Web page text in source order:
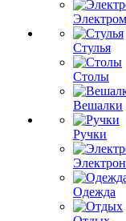
Стулья
Столы
Вешалки
Ручки
Одежда